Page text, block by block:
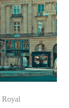
Royal